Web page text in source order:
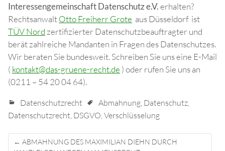
Interessengemeinschaft Datenschutz e.V.erhalten?
RechtsanwaltOtto Freiherr Grote aus Düsseldorf ist
TÜV Nord zertifizierter Datenschutzbeauftragter und
berät zahlreiche Mandanten in Fragen des Datenschutzes.
Wir beraten Sie bundesweit. Schreiben Sie uns eine E-Mail
( kontakt@das-gruene-recht.de ) oder rufen Sie uns an
(0211 – 54 20 04 64).
Datenschutzrecht Abmahnung, Datenschutz,
Datenschutzrecht, DSGVO,Verschlüsselung
Post
← ABMAHNUNG DES MAXIMILIAN DIEHN DURCH